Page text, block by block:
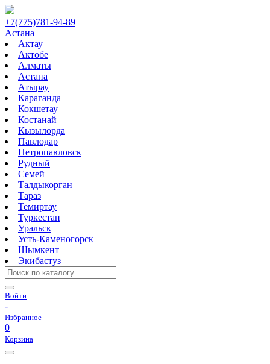
+7(775)781-94-89
Астана
Актау
Актобе
Алматы
Астана
Атырау
Караганда
Кокшетау
Костанай
Кызылорда
Павлодар
Петропавловск
Рудный
Семей
Талдыкорган
Тараз
Темиртау
Туркестан
Уральск
Усть-Каменогорск
Шымкент
Экибастуз
Войти
-
Избранное
0
Корзина